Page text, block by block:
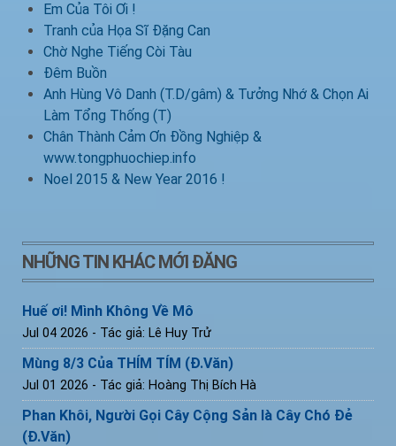
Em Của Tôi Ơi !
Tranh của Họa Sĩ Đặng Can
Chờ Nghe Tiếng Còi Tàu
Đêm Buồn
Anh Hùng Vô Danh (T.D/gâm) & Tưởng Nhớ & Chọn Ai
Làm Tổng Thống (T)
Chân Thành Cảm Ơn Đồng Nghiệp &
www.tongphuochiep.info
Noel 2015 & New Year 2016 !
NHỮNG TIN KHÁC MỚI ĐĂNG
Huế ơi! Mình Không Về Mô
Jul 04 2026 - Tác giả: Lê Huy Trử
Mùng 8/3 Của THÍM TÍM (Đ.Văn)
Jul 01 2026 - Tác giả: Hoàng Thị Bích Hà
Phan Khôi, Người Gọi Cây Cộng Sản là Cây Chó Đẻ
(Đ.Văn)